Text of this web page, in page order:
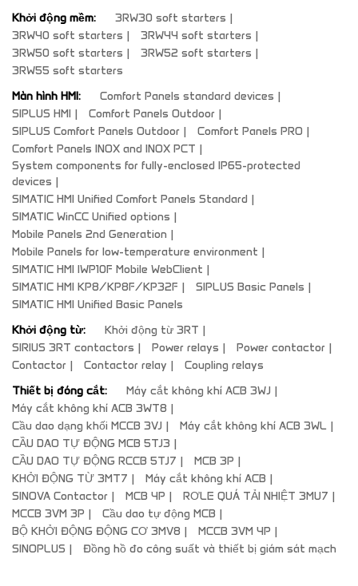
Khởi động mềm:
3RW30 soft starters
3RW40 soft starters
3RW44 soft starters
3RW50 soft starters
3RW52 soft starters
3RW55 soft starters
Màn hình HMI:
Comfort Panels standard devices
SIPLUS HMI
Comfort Panels Outdoor
SIPLUS Comfort Panels Outdoor
Comfort Panels PRO
Comfort Panels INOX and INOX PCT
System components for fully-enclosed IP65-protected
devices
SIMATIC HMI Unified Comfort Panels Standard
SIMATIC WinCC Unified options
Mobile Panels 2nd Generation
Mobile Panels for low-temperature environment
SIMATIC HMI IWP10F Mobile WebClient
SIMATIC HMI KP8/KP8F/KP32F
SIPLUS Basic Panels
SIMATIC HMI Unified Basic Panels
Khởi động từ:
Khởi động từ 3RT
SIRIUS 3RT contactors
Power relays
Power contactor
Contactor
Contactor relay
Coupling relays
Thiết bị đóng cắt:
Máy cắt không khí ACB 3WJ
Máy cắt không khí ACB 3WT8
Cầu dao dạng khối MCCB 3VJ
Máy cắt không khí ACB 3WL
CẦU DAO TỰ ĐỘNG MCB 5TJ3
CẦU DAO TỰ ĐỘNG RCCB 5TJ7
MCB 3P
KHỞI ĐỘNG TỪ 3MT7
Máy cắt không khí ACB
SINOVA Contactor
MCB 4P
RƠLE QUÁ TẢI NHIỆT 3MU7
MCCB 3VM 3P
Cầu dao tự động MCB
BỘ KHỞI ĐỘNG ĐỘNG CƠ 3MV8
MCCB 3VM 4P
SINOPLUS
Đồng hồ đo công suất và thiết bị giám sát mạch